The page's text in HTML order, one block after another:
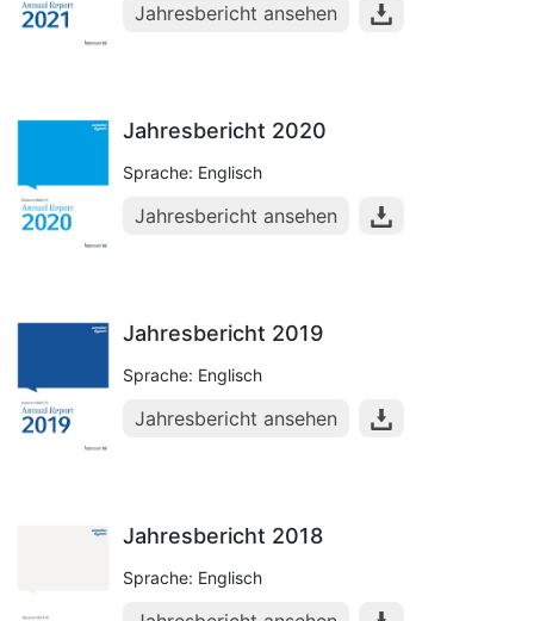
Jahresbericht ansehen
Jahresbericht 2020
Sprache: Englisch
Jahresbericht ansehen
Jahresbericht 2019
Sprache: Englisch
Jahresbericht ansehen
Jahresbericht 2018
Sprache: Englisch